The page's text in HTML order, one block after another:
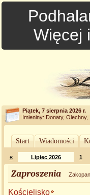
Więcej
Piątek, 7 sierpnia 2026 r.
Imieniny: Donaty, Olechny,
Start Wiadomości
« Lipiec 2026 1
Zaproszenia
Kościelisko